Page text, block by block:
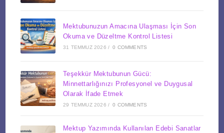
Mektubunuzun Amacına Ulaşması İçin Son
Okuma ve Düzeltme Kontrol Listesi
31 TEMMUZ 2026 / 0 COMMENTS
Teşekkür Mektubunun Gücü:
Minnettarlığınızı Profesyonel ve Duygusal
Olarak İfade Etmek
29 TEMMUZ 2026 / 0 COMMENTS
Mektup Yazımında Kullanılan Edebi Sanatlar